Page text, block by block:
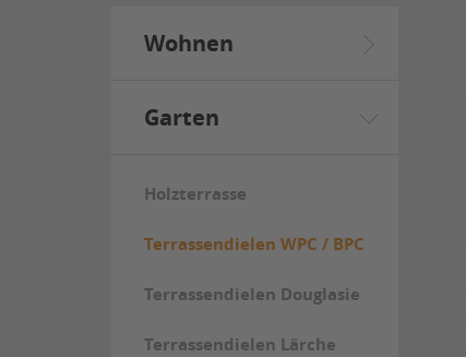
Wohnen
Garten
Holzterrasse
Terrassendielen WPC / BPC
Terrassendielen Douglasie
Terrassendielen Lärche